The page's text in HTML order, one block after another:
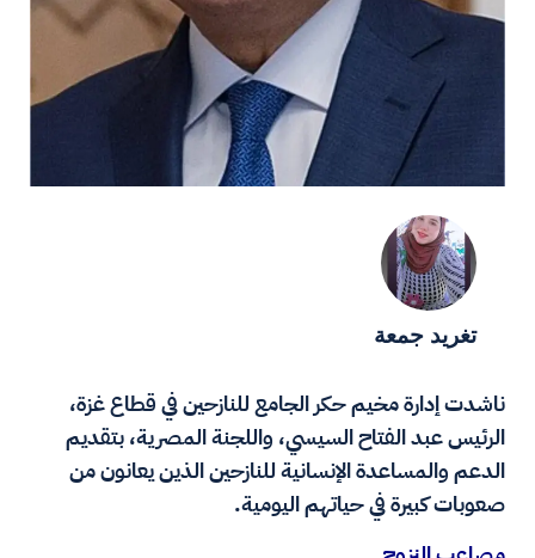
تغريد جمعة
ناشدت إدارة مخيم حكر الجامع للنازحين في قطاع غزة،
الرئيس عبد الفتاح السيسي، واللجنة المصرية، بتقديم
الدعم والمساعدة الإنسانية للنازحين الذين يعانون من
صعوبات كبيرة في حياتهم اليومية.